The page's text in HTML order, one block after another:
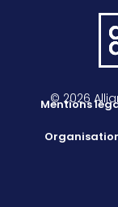
© 2026
Mentions